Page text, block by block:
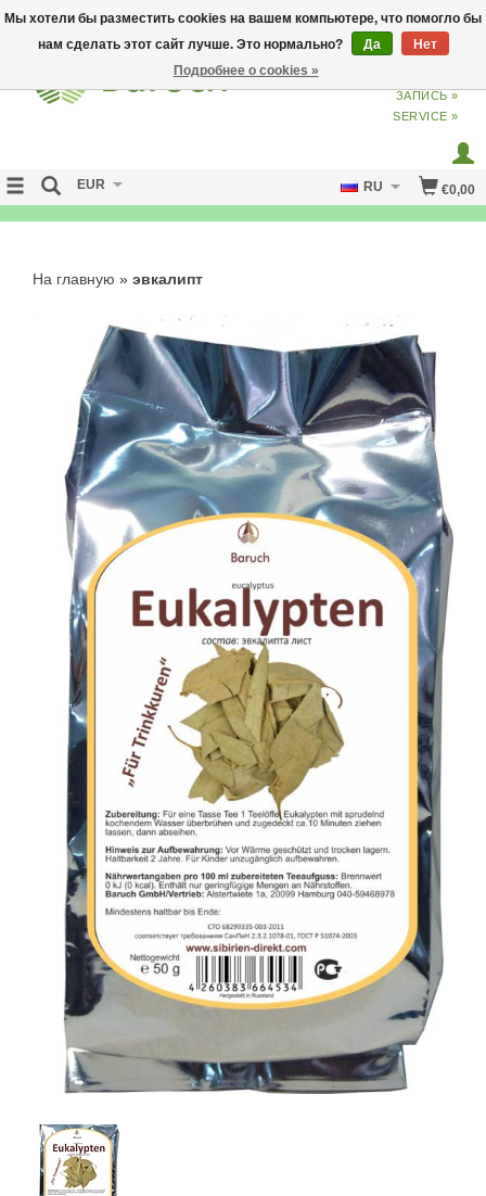
ВХОДИЗ
ЗАПИСЬ »
SERVICE »
€0,00
EUR RU
На главную » эвкалипт
Мы хотели бы разместить cookies на вашем компьютере, что помогло бы
нам сделать этот сайт лучше. Это нормально?
Да
Нет
Подробнее о cookies »